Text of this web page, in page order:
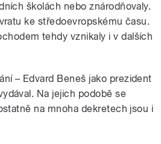
školách nebo znárodňovaly.
ke středoevropskému času.
tehdy vznikaly i v dalších
– Edvard Beneš jako prezident
Na jejich podobě se
na mnoha dekretech jsou i